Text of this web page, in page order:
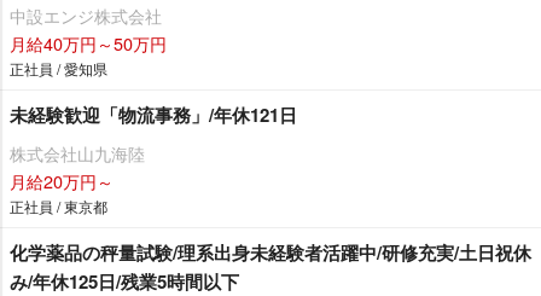
中設エンジ株式会社
月給40万円～50万円
正社員 / 愛知県
未経験歓迎「物流事務」/年休121日
株式会社山九海陸
月給20万円～
正社員 / 東京都
化学薬品の秤量試験/理系出身未経験者活躍中/研修充実/土日祝休
み/年休125日/残業5時間以下